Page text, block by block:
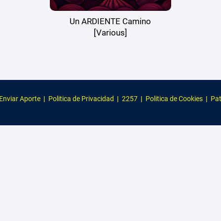
Un ARDIENTE Camino
[Various]
Enviar Aporte | Politica de Privacidad | 2257 | Politica de Cookies |